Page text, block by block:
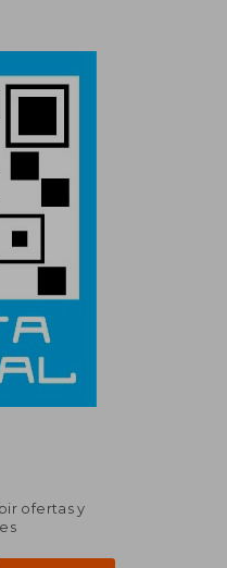
ofertas y